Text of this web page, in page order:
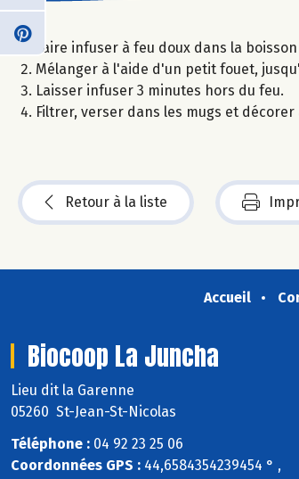
Faire infuser à feu doux dans la
Mélanger à l'aide d'un petit fouet,
Laisser infuser 3 minutes hors du feu.
Filtrer, verser dans les mugs et
Retour à la liste
Accueil
Biocoop La Juncha
Lieu dit la Garenne
05260 St-Jean-St-Nicolas
Téléphone : 04 92 23 25 06
Coordonnées GPS : 44,6584354239454 ° ,